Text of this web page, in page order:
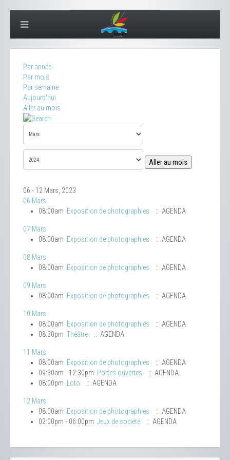
Par année
Par mois
Par semaine
Aujourd'hui
Aller au mois
Aller au mois
06 - 12 Mars, 2023
06 Mars
08:00am Exposition de photographies :: AGENDA
07 Mars
08:00am Exposition de photographies :: AGENDA
08 Mars
08:00am Exposition de photographies :: AGENDA
09 Mars
08:00am Exposition de photographies :: AGENDA
10 Mars
08:00am Exposition de photographies
:: AGENDA
08:30pm Théâtre :: AGENDA
11 Mars
08:00am Exposition de photographies
:: AGENDA
09:30am - 12:30pm Portes ouvertes
:: AGENDA
08:00pm Loto :: AGENDA
12 Mars
08:00am Exposition de photographies
:: AGENDA
02:00pm - 06:00pm Jeux de société :: AGENDA